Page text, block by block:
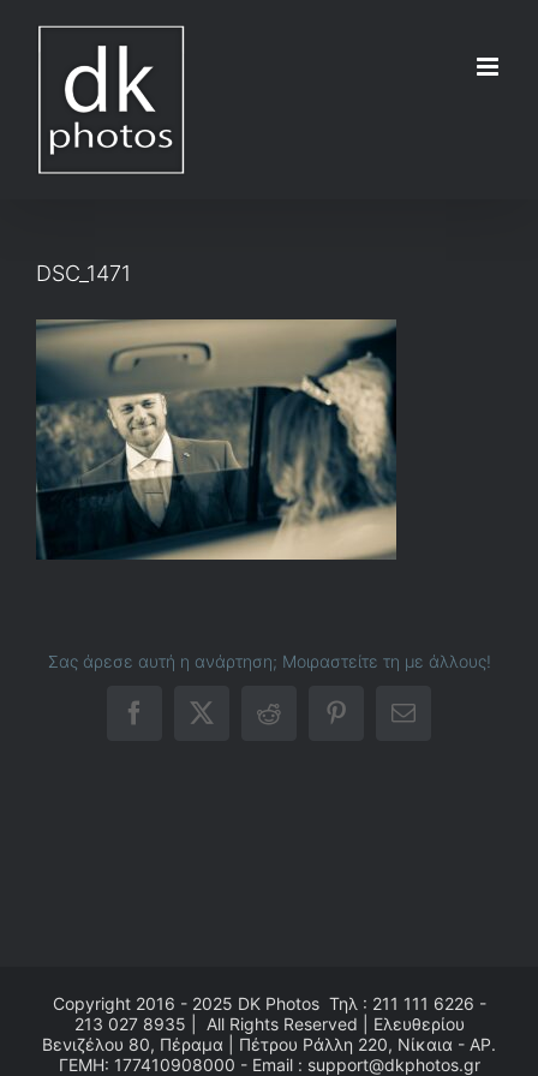
DSC_1471
Σας άρεσε αυτή η ανάρτηση; Μοιραστείτε τη με άλλους!
Facebook
X RedditPinterestEmail
Copyright 2016 - 2025 DK PhotosΤηλ : 211 111 6226 -
213 027 8935 | All Rights Reserved | Ελευθερίου
Βενιζέλου 80, Πέραμα | Πέτρου Ράλλη 220, Νίκαια - ΑΡ.
ΓΕΜΗ: 177410908000 - Email : support@dkphotos.gr